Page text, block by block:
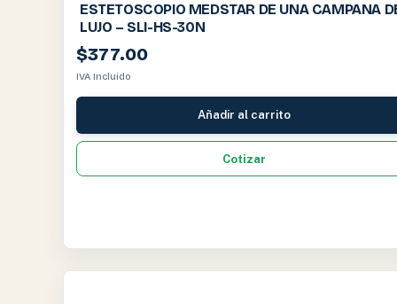
ESTETOSCOPIO MEDSTAR DE UNA CAMPANA
LUJO – SLI-HS-30N
$377.00
IVA Incluido
Añadir al carrito
Cotizar